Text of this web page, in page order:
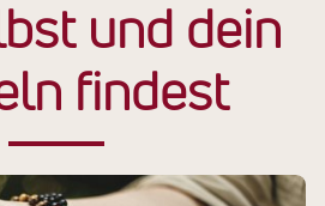
und dein
findest